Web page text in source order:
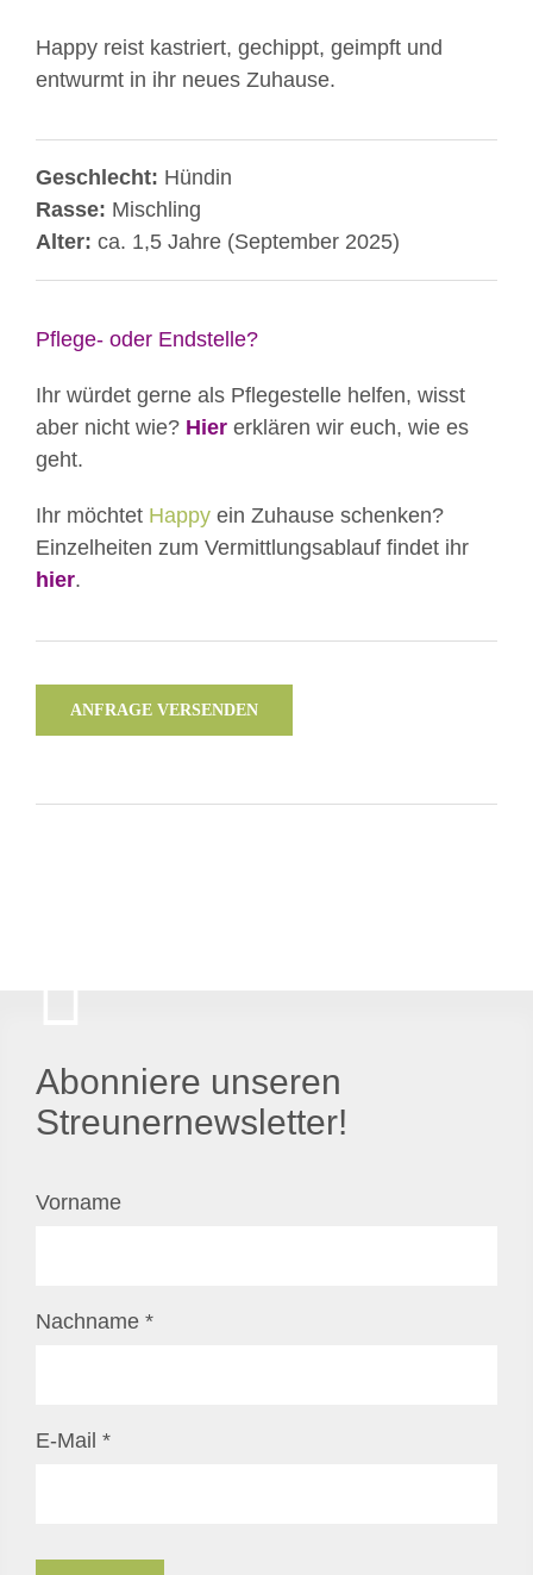
Happy reist kastriert, gechippt, geimpft und
entwurmt in ihr neues Zuhause.
Geschlecht: Hündin
Rasse: Mischling
Alter: ca. 1,5 Jahre (September 2025)
Pflege- oder Endstelle?
Ihr würdet gerne als Pflegestelle helfen, wisst
aber nicht wie? Hier erklären wir euch, wie es
geht.
Ihr möchtet Happy ein Zuhause schenken?
Einzelheiten zum Vermittlungsablauf findet ihr
hier.
ANFRAGE VERSENDEN
Abonniere unseren
Streunernewsletter!
Vorname
Nachname *
E-Mail *